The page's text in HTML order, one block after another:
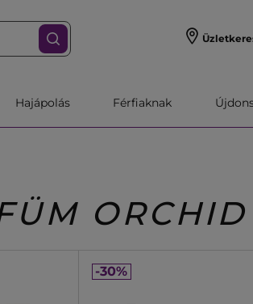
Hajápolás Férfiaknak
ORCHID
-30%